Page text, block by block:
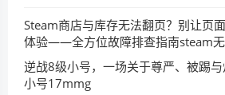
Steam商店与库存无法翻页？别让页
体验——全方位故障排查指南steam
逆战8级小号，一场关于尊严、被踢
小号17mmg